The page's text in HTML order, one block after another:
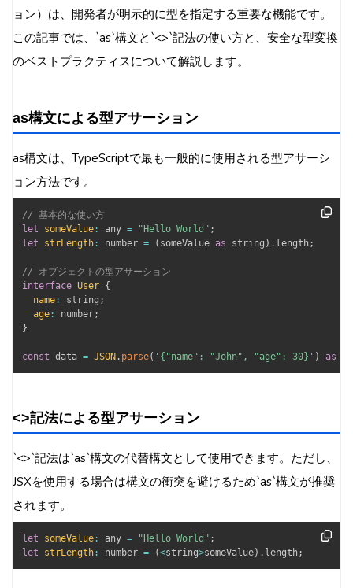
ョン）は、開発者が明示的に型を指定する重要な機能です。
この記事では、`as`構文と`<>`記法の使い方と、安全な型変換
のベストプラクティスについて解説します。
as構文による型アサーション
as構文は、TypeScriptで最も一般的に使用される型アサーシ
ョン方法です。
// 基本的な使い方
let
someValue : any = "Hello World" ;
let
strLength : number = ( someValue as string ) . length;
// オブジェクトの型アサーション
interface User {
name : string ;
age : number;
}
const data = JSON . parse( '{"name": "John", "age": 30}' ) as
<>記法による型アサーション
`<>`記法は`as`構文の代替構文として使用できます。ただし、
JSXを使用する場合は構文の衝突を避けるため`as`構文が推奨
されます。
let someValue : any = "Hello World" ;
let
strLength : number = (<string>someValue) . length;